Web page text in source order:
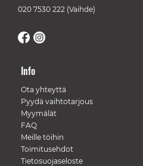
020 7530 222 (Vaihde)
Info
Ota yhteyttä
Pyydä vaihtotarjous
Myymälät
FAQ
Meille töihin
Toimitusehdot
Tietosuojaseloste